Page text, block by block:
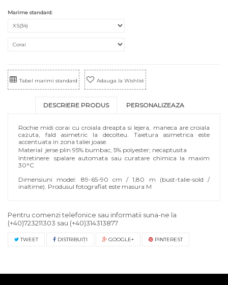
Marime standard:
Tabel marimi standard Adauga la Wishlist
DESCRIERE PRODUS PERSONALIZEAZA
Rochie midi corai cu croiala dreapta si lejera, maneca are croiala
cazuta, fald asimetric la decolteu. Taietura asimetrica este
accentuata in zona taliei joase.
Material: jerse plin 95% bumbac, 5% polyester; necaptusita
Intretinere: spalare automata sau curatare chimica la maxim
30°C
Dimensiuni model: 89-65-90 cm / 1,80 m (bust-talie-sold /
inaltime). Produsul fotografiat este masura M
Pentru comenzi telefonice sau informatii suna-ne la
(+40)723211303 sau (+40)314313877
TWEET DISTRIBUIŢI GOOGLE+ PINTEREST